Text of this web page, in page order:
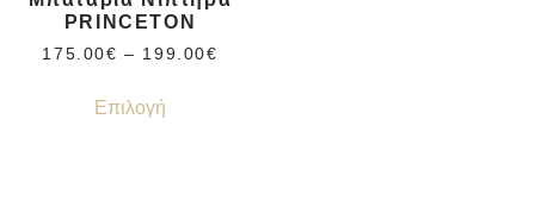
PRINCETON
175.00€ – 199.00€
Επιλογή